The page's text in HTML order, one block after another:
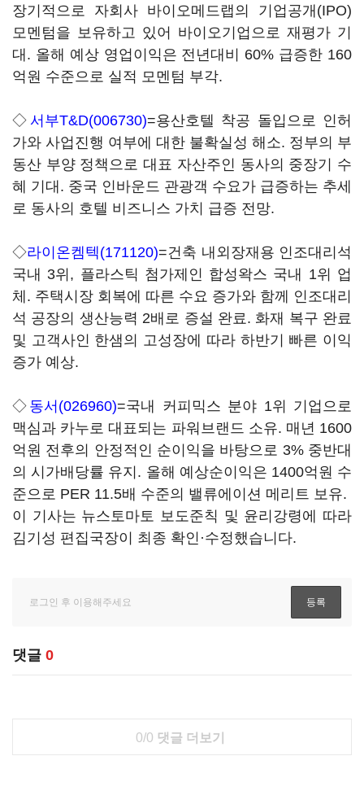
장기적으로 자회사 바이오메드랩의 기업공개(IPO)
모멘텀을 보유하고 있어 바이오기업으로 재평가 기
대. 올해 예상 영업이익은 전년대비 60% 급증한 160
억원 수준으로 실적 모멘텀 부각.
◇ 서부T&D(006730)=용산호텔 착공 돌입으로 인허
가와 사업진행 여부에 대한 불확실성 해소. 정부의 부
동산 부양 정책으로 대표 자산주인 동사의 중장기 수
혜 기대. 중국 인바운드 관광객 수요가 급증하는 추세
로 동사의 호텔 비즈니스 가치 급증 전망.
◇라이온켐텍(171120)=건축 내외장재용 인조대리석
국내 3위, 플라스틱 첨가제인 합성왁스 국내 1위 업
체. 주택시장 회복에 따른 수요 증가와 함께 인조대리
석 공장의 생산능력 2배로 증설 완료. 화재 복구 완료
및 고객사인 한샘의 고성장에 따라 하반기 빠른 이익
증가 예상.
◇ 동서(026960)=국내 커피믹스 분야 1위 기업으로
맥심과 카누로 대표되는 파워브랜드 소유. 매년 1600
억원 전후의 안정적인 순이익을 바탕으로 3% 중반대
의 시가배당률 유지. 올해 예상순이익은 1400억원 수
준으로 PER 11.5배 수준의 밸류에이션 메리트 보유.
이 기사는 뉴스토마토 보도준칙 및 윤리강령에 따라
김기성 편집국장이 최종 확인·수정했습니다.
댓글 0
0/0 댓글 더보기